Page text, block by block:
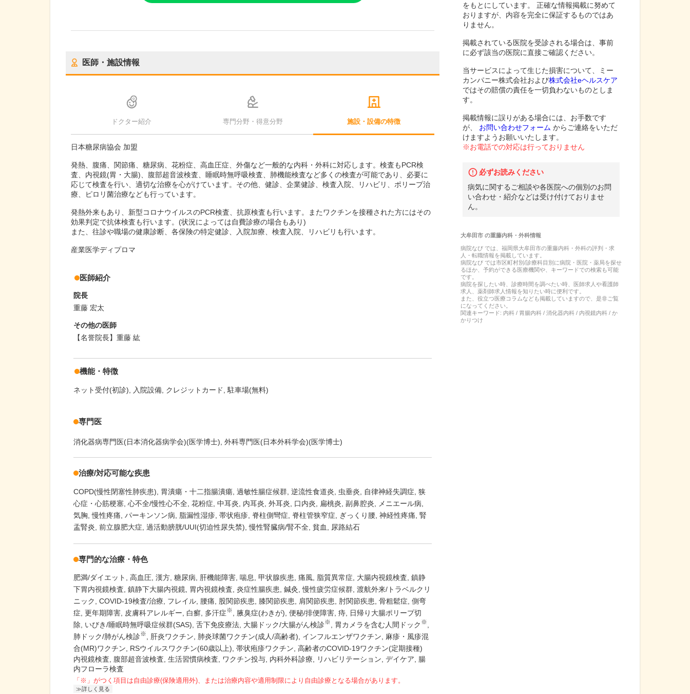
医師・施設情報
ドクター紹介 専門分野・得意分野 施設・設備の特徴
日本糖尿病協会 加盟
発熱、腹痛、関節痛、糖尿病、花粉症、高血圧症、外傷など一般的な内科・外科に対応します。検査もPCR検
査、内視鏡(胃・大腸)、腹部超音波検査、睡眠時無呼吸検査、肺機能検査など多くの検査が可能であり、必要に
応じて検査を行い、適切な治療を心がけています。その他、健診、企業健診、検査入院、リハビリ、ポリープ治
療、ピロリ菌治療なども行っています。
発熱外来もあり、新型コロナウイルスのPCR検査、抗原検査も行います。またワクチンを接種された方にはその
効果判定で抗体検査も行います。(状況によっては自費診療の場合もあり)
また、往診や職場の健康診断、各保険の特定健診、入院加療、検査入院、リハビリも行います。
産業医学ディプロマ
医師紹介
院長
重藤 宏太
その他の医師
【名誉院長】重藤 紘
機能・特徴
ネット受付(初診) 入院設備 クレジットカード 駐車場(無料)
専門医
消化器病専門医(日本消化器病学会)(医学博士), 外科専門医(日本外科学会)(医学博士)
治療/対応可能な疾患
COPD(慢性閉塞性肺疾患) 胃潰瘍・十二指腸潰瘍 過敏性腸症候群 逆流性食道炎 虫垂炎 自律神経失調症 狭
心症・心筋梗塞 心不全/慢性心不全 花粉症 中耳炎 内耳炎 外耳炎 口内炎 扁桃炎 副鼻腔炎
メニエール病
気胸 慢性疼痛 パーキンソン病 脂漏性湿疹 帯状疱疹 脊柱側彎症 脊柱管狭窄症 ぎっくり腰 神経性疼痛 腎
盂腎炎 前立腺肥大症 過活動膀胱/UUI(切迫性尿失禁) 慢性腎臓病/腎不全 貧血 尿路結石
専門的な治療・特色
肥満/ダイエット 高血圧 漢方 糖尿病 肝機能障害 喘息 甲状腺疾患 痛風 脂質異常症 大腸内視鏡検査 鎮静
下胃内視鏡検査 鎮静下大腸内視鏡 胃内視鏡検査 炎症性腸疾患 鍼灸 慢性疲労症候群 渡航外来/トラベルクリ
ニック
COVID-19検査/治療 フレイル 腰痛 股関節疾患 膝関節疾患 肩関節疾患 肘関節疾患 骨粗鬆症 側弯
症 更年期障害 皮膚科アレルギー 白癬 多汗症※ 腋臭症(わきが) 便秘/排便障害 痔
日帰り大腸ポリープ切
除
いびき/睡眠時無呼吸症候群(SAS) 舌下免疫療法 大腸ドック/大腸がん検診※ 胃カメラを含む人間ドック ※
肺ドック/肺がん検診※ 肝炎ワクチン 肺炎球菌ワクチン(成人/高齢者) インフルエンザワクチン
麻疹・風疹混
合(MR)ワクチン
RSウイルスワクチン(60歳以上) 帯状疱疹ワクチン 高齢者のCOVID-19ワクチン(定期接種)
内視鏡検査, 腹部超音波検査, 生活習慣病検査, ワクチン投与, 内科外科診療, リハビリテーション, デイケア, 腸
内フローラ検査
「※」がつく項目は自由診療(保険適用外)、または治療内容や適用制限により自由診療となる場合があります。
詳しく見る
をもとにしています。 正確な情報掲載に努めて
おりますが、内容を完全に保証するものではあ
りません。
掲載されている医院を受診される場合は、事前
に必ず該当の医院に直接ご確認ください。
当サービスによって生じた損害について、ミー
カンパニー株式会社および株式会社eヘルスケア
ではその賠償の責任を一切負わないものとしま
す。
掲載情報に誤りがある場合には、お手数です
が、
お問い合わせフォーム からご連絡をいただ
けますようお願いいたします。
※お電話での対応は行っておりません
必ずお読みください
病気に関するご相談や各医院への個別のお問
い合わせ・紹介などは受け付けておりませ
ん。
大牟田市の重藤内科・外科情報
病院なび では、 福岡県大牟田市の重藤内科・外科の評判・求
人・転職情報を掲載しています。
病院なび では市区町村別/診療科目別に病院・医院・薬局を探せ
るほか、予約ができる医療機関や、キーワードでの検索も可能
です。
病院を探したい時、診療時間を調べたい時、医師求人や看護師
求人、薬剤師求人情報を知りたい時に便利です。
また、役立つ医療コラムなども掲載していますので、是非ご覧
になってください。
関連キーワード: 内科 / 胃腸内科 / 消化器内科 / 内視鏡内科 / か
かりつけ